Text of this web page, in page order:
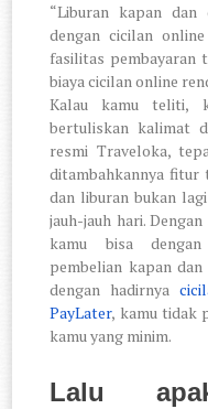
“Liburan kapan dan
dengan cicilan
fasilitas pembayaran
biaya cicilan online
Kalau kamu teliti,
bertuliskan kalimat
resmi Traveloka,
ditambahkannya
dan liburan bukan
jauh-jauh hari.
kamu bisa
pembelian kapan
dengan hadirnya
PayLater, kamu tidak
kamu yang minim.
Lalu